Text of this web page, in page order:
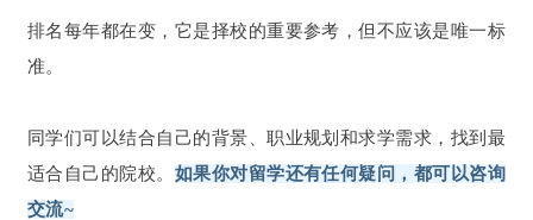
排名每年都在变，它是择校的重要参考，但不应该是唯一标
准。
同学们可以结合自己的背景、职业规划和求学需求，找到最
适合自己的院校。 如果你对留学还有任何疑问，都可以咨询
交流~